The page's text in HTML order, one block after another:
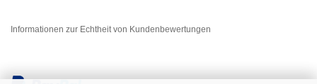
Informationen zur Echtheit von Kundenbewertungen